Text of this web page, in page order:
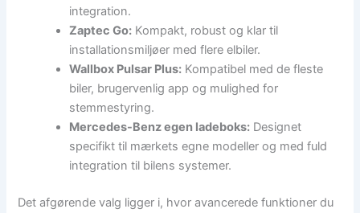
integration.
Zaptec Go: Kompakt, robust og klar til
installationsmiljøer med flere elbiler.
Wallbox Pulsar Plus: Kompatibel med de fleste
biler, brugervenlig app og mulighed for
stemmestyring.
Mercedes-Benz egen ladeboks: Designet
specifikt til mærkets egne modeller og med fuld
integration til bilens systemer.
Det afgørende valg ligger i, hvor avancerede funktioner du